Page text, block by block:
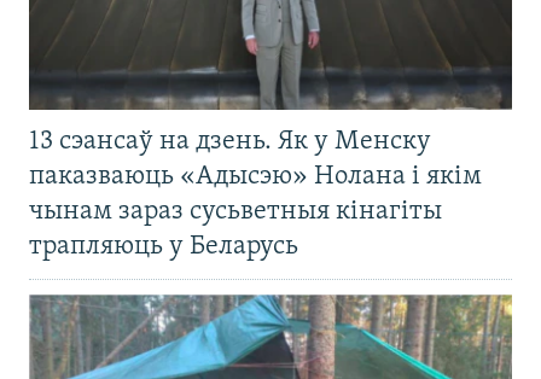
13 сэансаў на дзень. Як у Менску
паказваюць «Адысэю» Нолана і якім
чынам зараз сусьветныя кінагіты
трапляюць у Беларусь